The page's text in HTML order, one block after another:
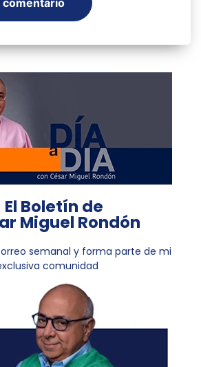
El Boletín de
Miguel Rondón
semanal y forma parte de mi
comunidad